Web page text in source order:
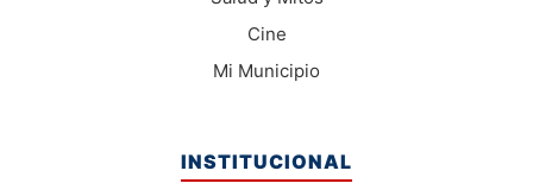
Cine
Mi Municipio
INSTITUCIONAL